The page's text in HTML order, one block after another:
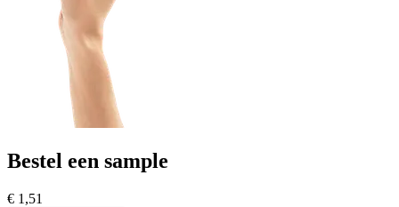
Bestel een sample
€ 1,51